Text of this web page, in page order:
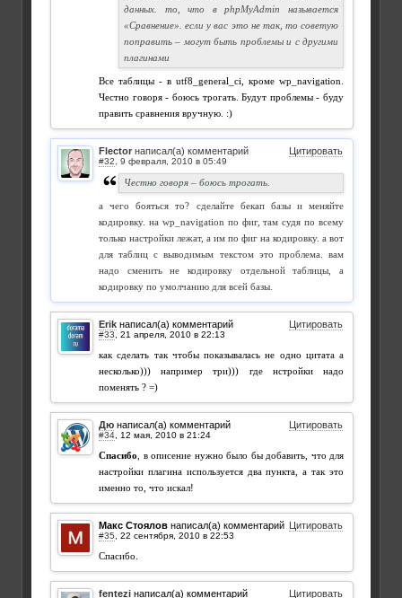
данных. то, что в phpMyAdmin называется
«Сравнение». если у вас это не так, то советую
поправить – могут быть проблемы и с другими
плагинами
Все таблицы - в utf8_general_ci, кроме wp_navigation.
Честно говоря - боюсь трогать. Будут проблемы - буду
править сравнения вручную. :)
Flector написал(а) комментарий Цитировать
#32
Честно говоря – боюсь трогать.
а чего бояться то? сделайте бекап базы и меняйте
кодировку. на wp_navigation по фиг, там судя по всему
только настройки лежат, а им по фиг на кодировку. а вот
для таблиц с выводимым текстом это проблема. вам
надо сменить не кодировку отдельной таблицы, а
кодировку по умолчанию для всей базы.
Erik написал(а) комментарий Цитировать
#33
как сделать так чтобы показывалась не одно цитата а
несколько))) например три))) где нстройки надо
поменять ? =)
Дю написал(а) комментарий Цитировать
#34
Спасибо , в описение нужно было бы добавить, что для
настройки плагина используется два пункта, а так это
именно то, что искал!
Макс Стоялов написал(а) комментарий Цитировать
#35
Спасибо.
fentezi написал(а) комментарий Цитировать